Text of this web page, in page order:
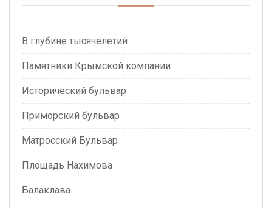
В глубине тысячелетий
Памятники Крымской компании
Исторический бульвар
Приморский бульвар
Матросский Бульвар
Площадь Нахимова
Балаклава